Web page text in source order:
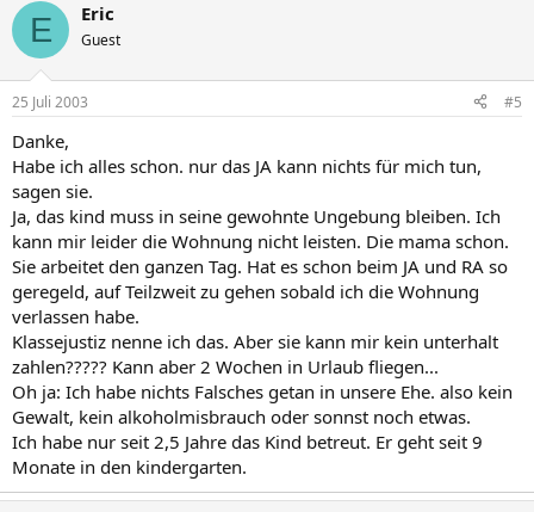
E Eric
Guest
25 Juli 2003 #5
Danke,
Habe ich alles schon. nur das JA kann nichts für mich tun,
sagen sie.
Ja, das kind muss in seine gewohnte Ungebung bleiben. Ich
kann mir leider die Wohnung nicht leisten. Die mama schon.
Sie arbeitet den ganzen Tag. Hat es schon beim JA und RA so
geregeld, auf Teilzweit zu gehen sobald ich die Wohnung
verlassen habe.
Klassejustiz nenne ich das. Aber sie kann mir kein unterhalt
zahlen????? Kann aber 2 Wochen in Urlaub fliegen...
Oh ja: Ich habe nichts Falsches getan in unsere Ehe. also kein
Gewalt, kein alkoholmisbrauch oder sonnst noch etwas.
Ich habe nur seit 2,5 Jahre das Kind betreut. Er geht seit 9
Monate in den kindergarten.